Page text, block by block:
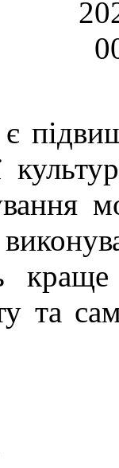
та